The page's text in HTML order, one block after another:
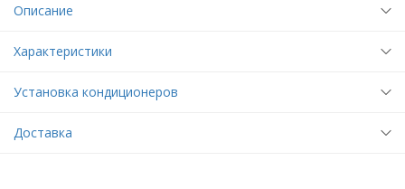
Описание
Характеристики
Установка кондиционеров
Доставка